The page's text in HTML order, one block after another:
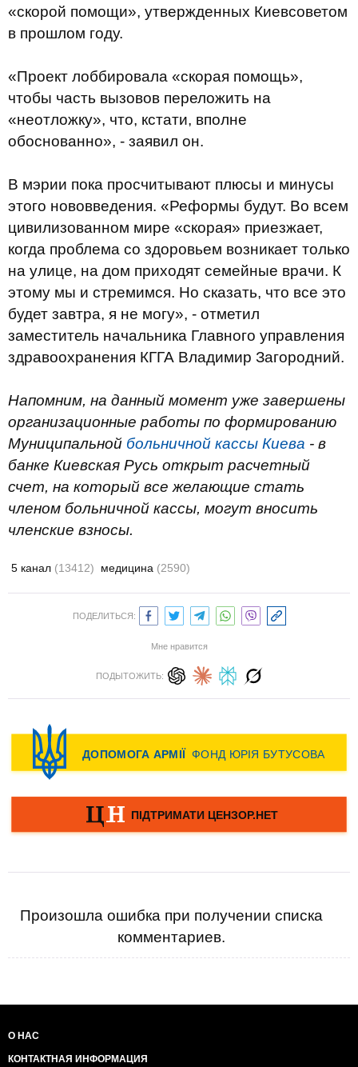
«скорой помощи», утвержденных Киевсоветом
в прошлом году.
«Проект лоббировала «скорая помощь»,
чтобы часть вызовов переложить на
«неотложку», что, кстати, вполне
обоснованно», - заявил он.
В мэрии пока просчитывают плюсы и минусы
этого нововведения. «Реформы будут. Во всем
цивилизованном мире «скорая» приезжает,
когда проблема со здоровьем возникает только
на улице, на дом приходят семейные врачи. К
этому мы и стремимся. Но сказать, что все это
будет завтра, я не могу», - отметил
заместитель начальника Главного управления
здравоохранения КГГА Владимир Загородний.
Напомним, на данный момент уже завершены
организационные работы по формированию
Муниципальной больничной кассы Киева - в
банке Киевская Русь открыт расчетный
счет, на который все желающие стать
членом больничной кассы, могут вносить
членские взносы.
5 канал (13412) медицина (2590)
ПОДЕЛИТЬСЯ:
Мне нравится
ПОДЫТОЖИТЬ:
Произошла ошибка при получении списка
комментариев.
О НАС
КОНТАКТНАЯ ИНФОРМАЦИЯ